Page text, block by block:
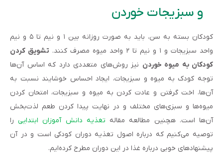
و سبزیجات خوردن
کودکان بسته به سن، باید به صورت روزانه بین ۱ و نیم تا ۵ و نیم
واحد سبزیجات و ۱ و نیم تا ۲ واحد میوه مصرف کنند.
تشویق کردن
کودکان به میوه خوردن نیز روش‌های متعددی دارد که اساس آن‌ها
توجه کودک به میوه و سبزیجات، ایجاد احساس خوشایند نسبت به
آن‌ها، اخت گرفتن و عادت کردن به میوه و سبزیجات، امتحان کردن
میوه‌ها و سبزی‌های مختلف و در نهایت پیدا کردن طعم لذت‌بخش
آن‌ها است. هچنین مطالعه مقاله تغذیه دانش‌ آموزان ابتداییرا
توصیه می‌کنیم که درباره اصول تغذیه دوران کودکی است و در آن
پیشنهادهای خوبی درباره غذا در این دوران مطرح کرده‌ایم.